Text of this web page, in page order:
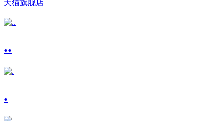
天猫旗舰店
..
.